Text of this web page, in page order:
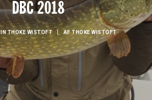
DBC 2018
INTHOKE WISTOFT | AFTHOKE WISTOFT